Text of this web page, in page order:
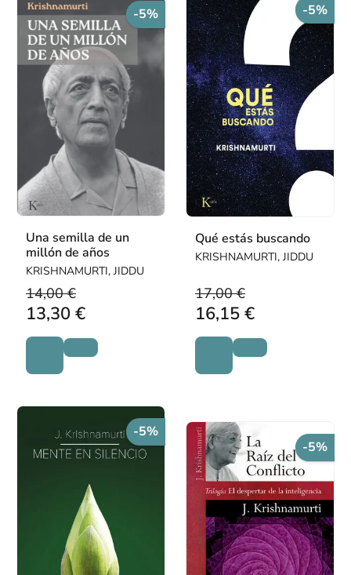
-5%
Una semilla de un
millón de años
KRISHNAMURTI, JIDDU
14,00 €
13,30 €
-5%
Qué estás buscando
KRISHNAMURTI, JIDDU
17,00 €
16,15 €
-5%
-5%